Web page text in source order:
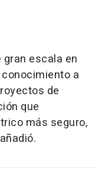
escala en
a
de
que
más seguro,